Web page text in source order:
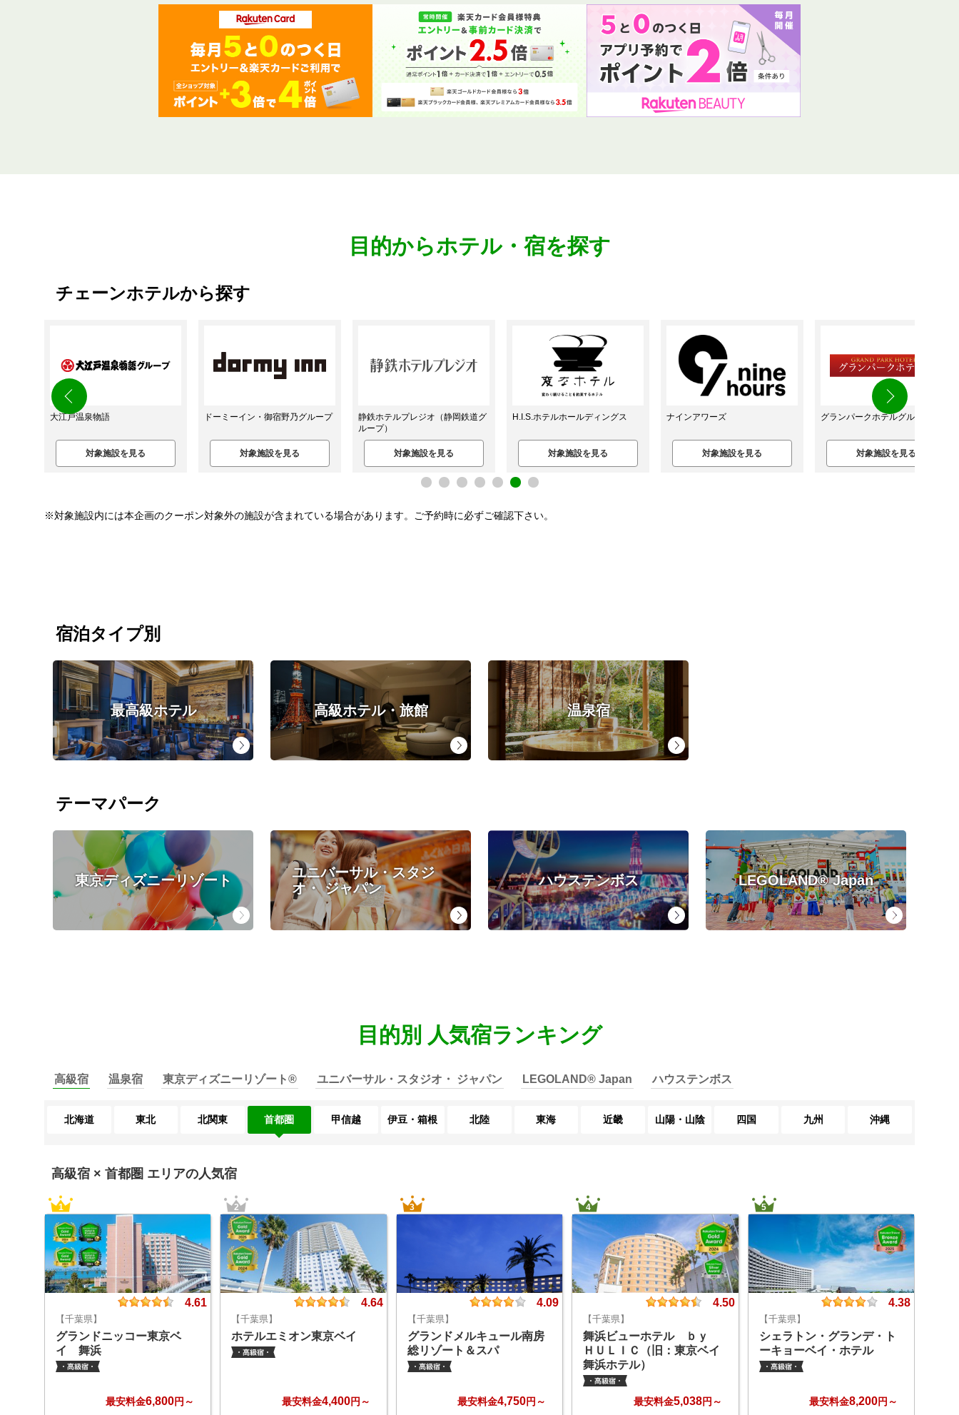
目的からホテル・宿を探す
チェーンホテルから探す
ドーミーイン・御宿野乃グループ
対象施設を見る
静鉄ホテルプレジオ（静岡鉄道グ
対象施設を見る
H.I.S.ホテルホールディングス
対象施設を見る
ナインアワーズ
対象施設を見る
グランパークホテルグループ
対象施設を見る
リゾートトラストグループ
対象施設を見る
※対象施設内には本企画のクーポン対象外の施設が含まれている場合があります。ご予約時に必ずご確認下さい。
宿泊タイプ別
最高級ホテル 高級ホテル・旅館 温泉宿
テーマパーク
東京ディズニーリゾート
ユニバーサル・スタジ
オ・ ジャパン
ハウステンボス LEGOLAND® Japan
目的別 人気宿ランキング
高級宿 温泉宿 東京ディズニーリゾート® ユニバーサル・スタジオ・ ジャパン LEGOLAND® Japan ハウステンボス
北海道 東北 北関東 首都圏 甲信越 伊豆・箱根 北陸 東海 近畿 山陽・山陰 四国 九州 沖縄
高級宿 × 首都圏 エリアの人気宿
1
4.61
【千葉県】
グランドニッコー東京ベ
イ 舞浜
最安料金6,800円～
2
4.64
【千葉県】
ホテルエミオン東京ベイ
最安料金4,400円～
3
4.09
【千葉県】
グランドメルキュール南房
総リゾート＆スパ
最安料金4,750円～
4
4.50
【千葉県】
舞浜ビューホテル ｂｙ
ＨＵＬＩＣ（旧：東京ベイ
舞浜ホテル）
最安料金5,038円～
5
4.38
【千葉県】
シェラトン・グランデ・ト
ーキョーベイ・ホテル
最安料金8,200円～